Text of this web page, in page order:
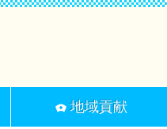
地域貢献